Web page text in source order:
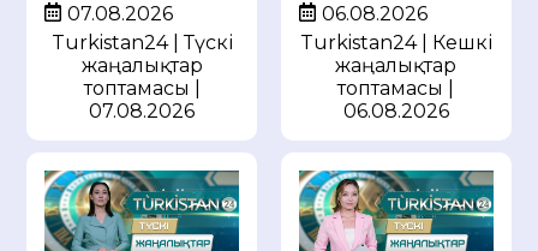
07.08.2026
Turkistan24 | Түскі
жаңалықтар
топтамасы |
07.08.2026
06.08.2026
Turkistan24 | Кешкі
жаңалықтар
топтамасы |
06.08.2026